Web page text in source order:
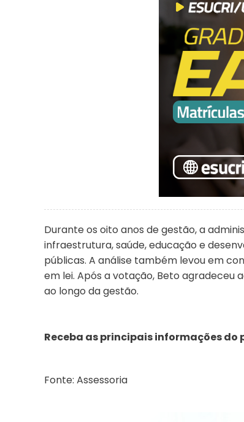
Durante os oito anos de gestão, a
infraestrutura, saúde, educação e
públicas. A análise também levou em
em lei. Após a votação, Beto agradeceu
ao longo da gestão.
Receba as principais informações do
Fonte: Assessoria